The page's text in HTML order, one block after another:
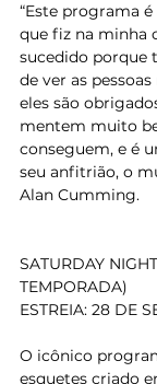
“Este programa
que fiz na minha
sucedido porque
de ver as
eles são
mentem muito
conseguem, e é
seu anfitrião, o
Alan Cumming.
SATURDAY
TEMPORADA)
ESTREIA: 28 DE
O icônico
esquetes criado